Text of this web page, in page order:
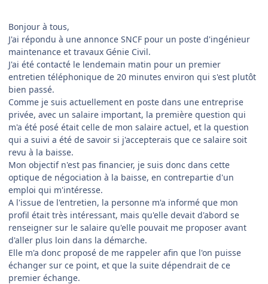
Bonjour à tous,
J'ai répondu à une annonce SNCF pour un poste d'ingénieur
maintenance et travaux Génie Civil.
J'ai été contacté le lendemain matin pour un premier
entretien téléphonique de 20 minutes environ qui s'est plutôt
bien passé.
Comme je suis actuellement en poste dans une entreprise
privée, avec un salaire important, la première question qui
m'a été posé était celle de mon salaire actuel, et la question
qui a suivi a été de savoir si j'accepterais que ce salaire soit
revu à la baisse.
Mon objectif n'est pas financier, je suis donc dans cette
optique de négociation à la baisse, en contrepartie d'un
emploi qui m'intéresse.
A l'issue de l'entretien, la personne m'a informé que mon
profil était très intéressant, mais qu'elle devait d'abord se
renseigner sur le salaire qu'elle pouvait me proposer avant
d'aller plus loin dans la démarche.
Elle m'a donc proposé de me rappeler afin que l'on puisse
échanger sur ce point, et que la suite dépendrait de ce
premier échange.